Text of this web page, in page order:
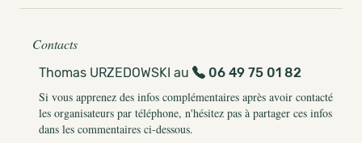
Contacts
Thomas URZEDOWSKI au
06 49 75 01 82
Si vous apprenez des infos complémentaires après avoir contacté
les organisateurs par téléphone, n'hésitez pas à partager ces infos
dans les commentaires ci-dessous.